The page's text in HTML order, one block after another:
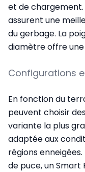
et de
assurent une
du gerbage. La
diamètre offre
Configurations
En fonction du
peuvent choisir
variante la plus
adaptée aux
régions
de puce, un Smart